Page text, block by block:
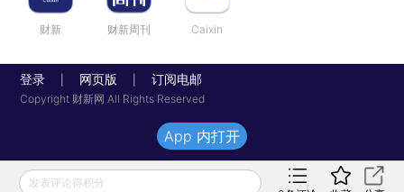
财新 财新周刊 Caixin
登录 网页版 订阅电邮
Copyright 财新网 All Rights Reserved
发表评论得积分
App 内打开